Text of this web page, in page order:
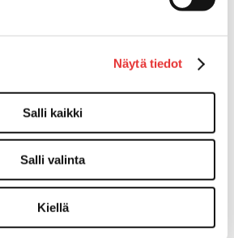
Näytä tiedot
Salli kaikki
Salli valinta
Kiellä
Liput
Veneliput
Liput
Lipputangot
Lipputankojen jalat
Pikaliitin